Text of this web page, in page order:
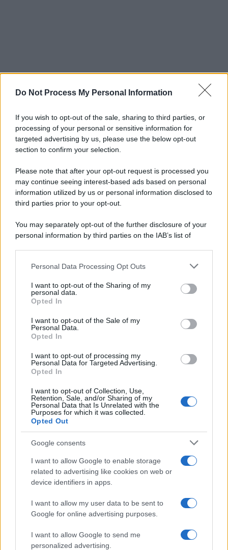
Do Not Process My Personal Information
If you wish to opt-out of the sale, sharing to third parties, or
processing of your personal or sensitive information for
targeted advertising by us, please use the below opt-out
section to confirm your selection.
Please note that after your opt-out request is processed you
may continue seeing interest-based ads based on personal
information utilized by us or personal information disclosed to
third parties prior to your opt-out.
You may separately opt-out of the further disclosure of your
personal information by third parties on the IAB’s list of
This information may also be disclosed by us to third parties
disclose it to other third parties.
Please note that this website/app uses one or more Google
services and may gather and store information including but
not limited to your visit or usage behaviour. You may click to
grant or deny consent to Google and its third-party tags to
consent section.
Personal Data Processing Opt Outs
I want to opt-out of the Sharing of my
personal data.
Opted In
I want to opt-out of the Sale of my
Personal Data.
Opted In
I want to opt-out of processing my
Personal Data for Targeted Advertising.
Opted In
I want to opt-out of Collection, Use,
Retention, Sale, and/or Sharing of my
Personal Data that Is Unrelated with the
Purposes for which it was collected.
Opted Out
Google consents
I want to allow Google to enable storage
related to advertising like cookies on web or
device identifiers in apps.
I want to allow my user data to be sent to
Google for online advertising purposes.
I want to allow Google to send me
personalized advertising.